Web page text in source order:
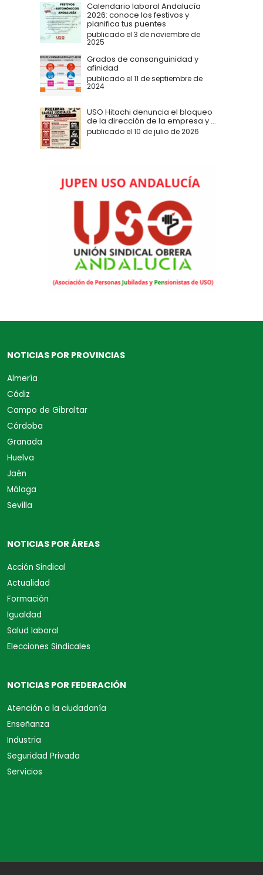
Calendario laboral Andalucía
2026: conoce los festivos y
planifica tus puentes
publicado el 3 de noviembre de
2025
Grados de consanguinidad y
afinidad
publicado el 11 de septiembre de
2024
USO Hitachi denuncia el bloqueo
de la dirección de la empresa y ...
publicado el 10 de julio de 2026
NOTICIAS POR PROVINCIAS
Almería
Cádiz
Campo de Gibraltar
Córdoba
Granada
Huelva
Jaén
Málaga
Sevilla
NOTICIAS POR ÁREAS
Acción Sindical
Actualidad
Formación
Igualdad
Salud laboral
Elecciones Sindicales
NOTICIAS POR FEDERACIÓN
Atención a la ciudadanía
Enseñanza
Industria
Seguridad Privada
Servicios